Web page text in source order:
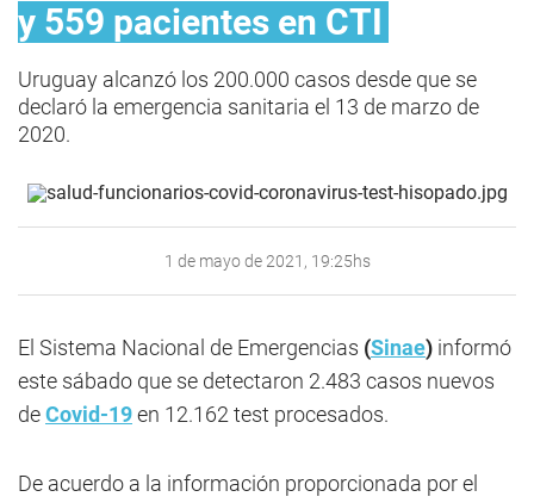
y 559 pacientes en CTI
Uruguay alcanzó los 200.000 casos desde que se
declaró la emergencia sanitaria el 13 de marzo de
2020.
1 de mayo de 2021, 19:25hs
El Sistema Nacional de Emergencias (Sinae) informó
este sábado que se detectaron 2.483 casos nuevos
deCovid-19en 12.162 test procesados.
De acuerdo a la información proporcionada por el